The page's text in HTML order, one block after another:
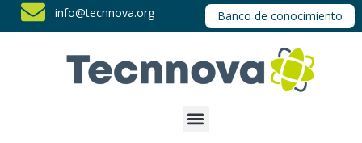
info@tecnnova.org Banco de conocimiento